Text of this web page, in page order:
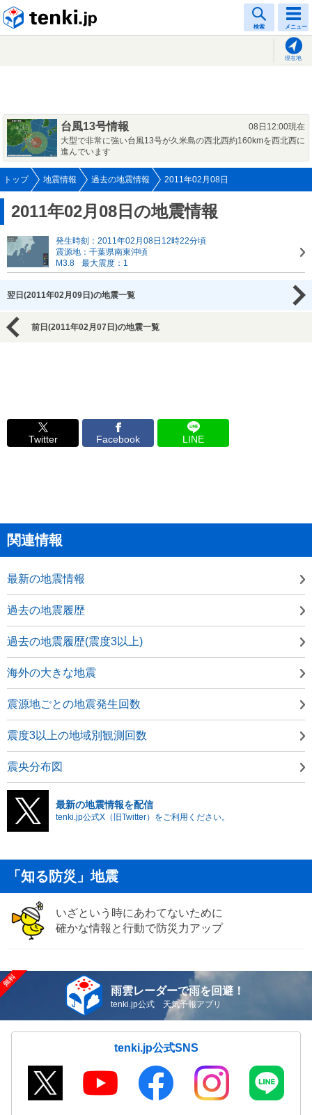
検索 メニュー
現在地
台風13号情報
08日12:00現在
大型で非常に強い台風13号が久米島の西北西約160kmを西北西に
進んでいます
トップ 地震情報 過去の地震情報 2011年02月08日
2011年02月08日の地震情報
発生時刻：2011年02月08日12時22分頃
震源地：千葉県南東沖頃
M3.8
最大震度：1
翌日(2011年02月09日)の地震一覧
前日(2011年02月07日)の地震一覧
Twitter Facebook LINE
関連情報
最新の地震情報
過去の地震履歴
過去の地震履歴(震度3以上)
海外の大きな地震
震源地ごとの地震発生回数
震度3以上の地域別観測回数
震央分布図
最新の地震情報を配信
tenki.jp公式X（旧Twitter）をご利用ください。
「知る防災」地震
いざという時にあわてないために
確かな情報と行動で防災力アップ
雨雲レーダーで雨を回避！
tenki.jp公式 天気予報アプリ
tenki.jp公式SNS